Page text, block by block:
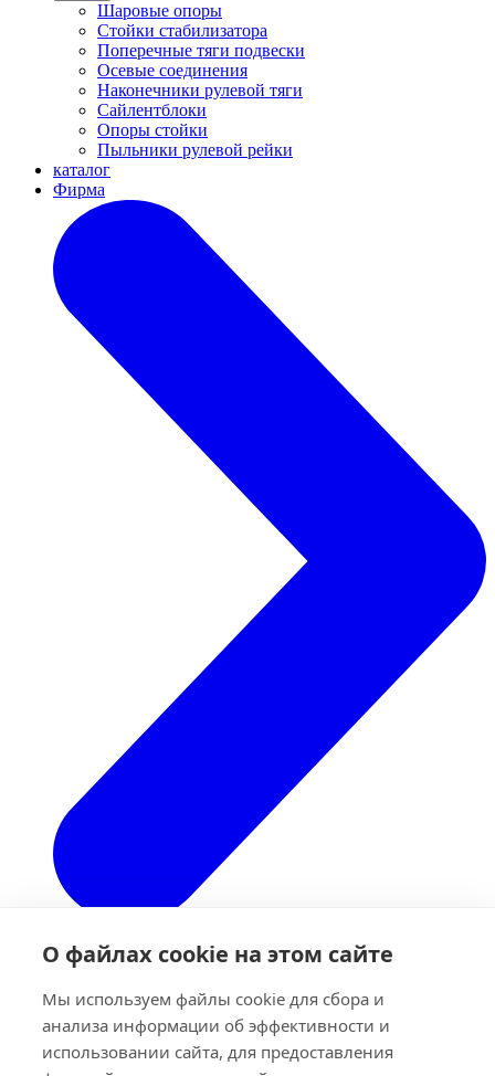
О файлах cookie на этом сайте
Мы используем файлы cookie для сбора и
анализа информации об эффективности и
использовании сайта, для предоставления
Шаровые опоры
Стойки стабилизатора
Поперечные тяги подвески
Осевые соединения
Наконечники рулевой тяги
Сайлентблоки
Опоры стойки
Пыльники рулевой рейки
каталог
Фирма
Назад
O Hac
история
Cобственные исследования и разработки